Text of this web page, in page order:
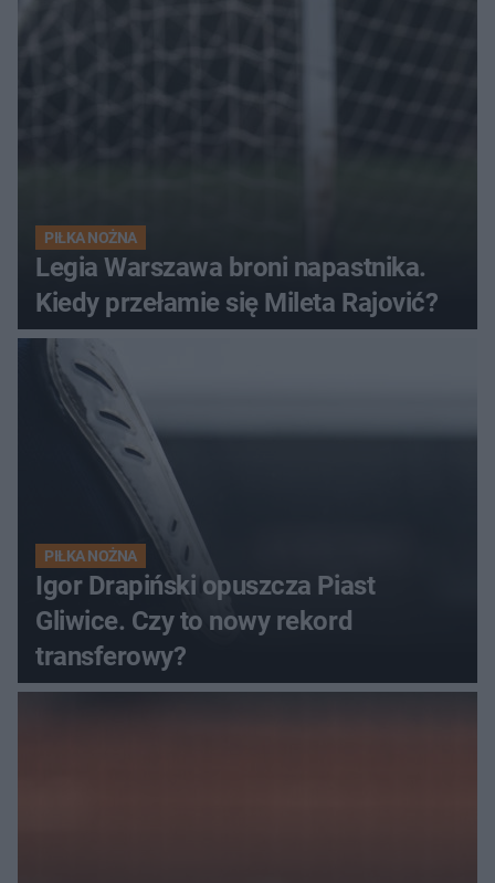
PIŁKA NOŻNA
Legia Warszawa broni napastnika.
Kiedy przełamie się Mileta Rajović?
PIŁKA NOŻNA
Igor Drapiński opuszcza Piast
Gliwice. Czy to nowy rekord
transferowy?